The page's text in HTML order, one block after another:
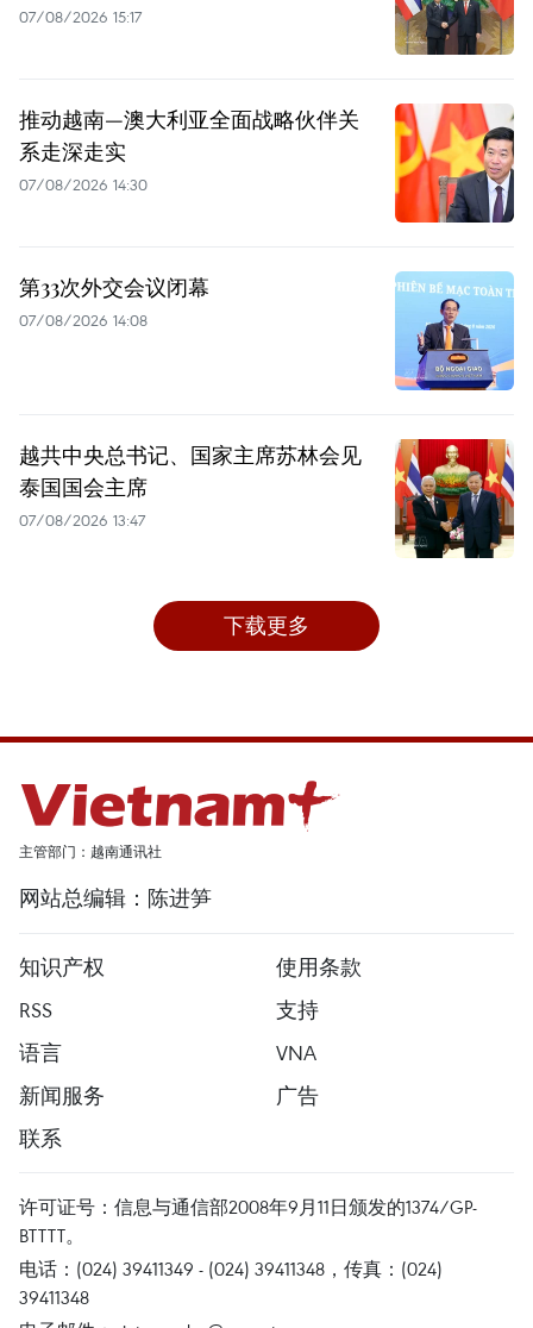
07/08/2026 15:17
推动越南—澳大利亚全面战略伙伴关
系走深走实
07/08/2026 14:30
第33次外交会议闭幕
07/08/2026 14:08
越共中央总书记、国家主席苏林会见
泰国国会主席
07/08/2026 13:47
下载更多
主管部门：越南通讯社
网站总编辑：陈进笋
知识产权
使用条款
RSS
支持
语言
VNA
新闻服务
广告
联系
许可证号：信息与通信部2008年9月11日颁发的1374/GP-
BTTTT。
电话：(024) 39411349 - (024) 39411348，传真：(024)
39411348